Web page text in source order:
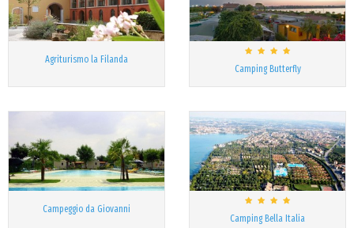
Agriturismo la Filanda
Camping Butterfly
Campeggio da Giovanni
Camping Bella Italia